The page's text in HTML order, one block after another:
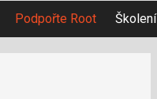
Podpořte Root Školení